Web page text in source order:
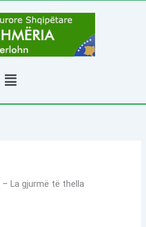
Menu
La gjurmë të thella